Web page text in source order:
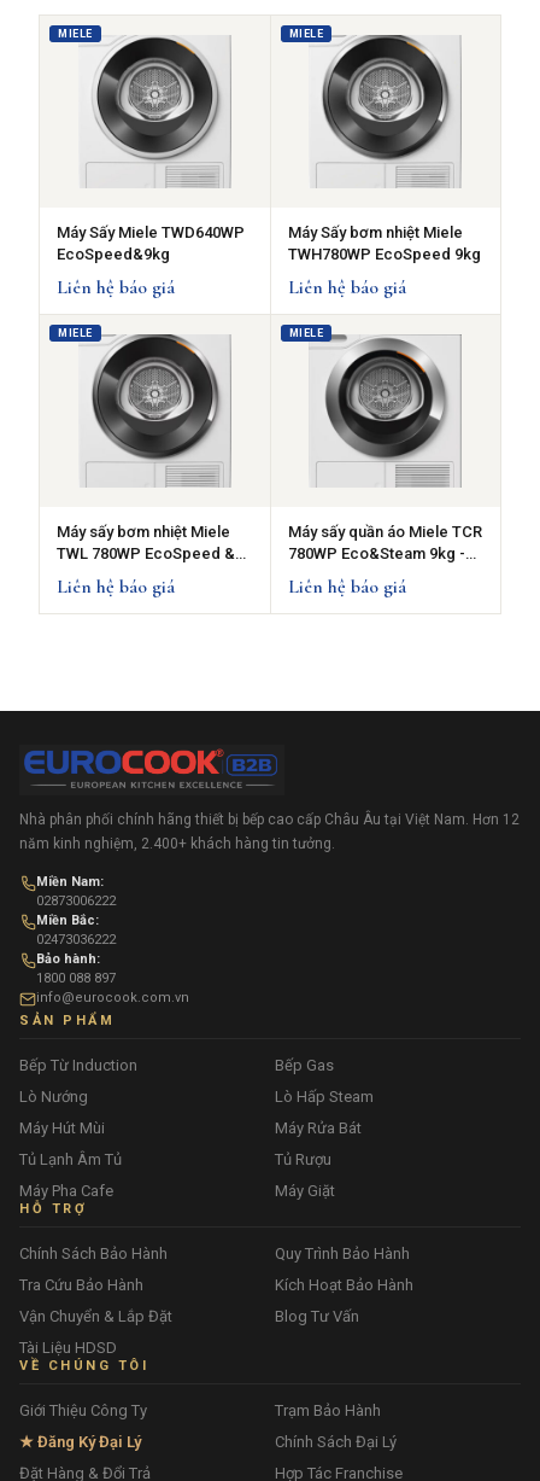
MIELE
Máy Sấy Miele TWD640WP
EcoSpeed&9kg
Liên hệ báo giá
MIELE
Máy Sấy bơm nhiệt Miele
TWH780WP EcoSpeed 9kg
Liên hệ báo giá
MIELE
Máy sấy bơm nhiệt Miele
TWL 780WP EcoSpeed &
Steam - 9kg
Liên hệ báo giá
MIELE
Máy sấy quần áo Miele TCR
780WP Eco&Steam 9kg -
Sấy bơm nhiệt
Liên hệ báo giá
Nhà phân phối chính hãng thiết bị bếp cao cấp Châu Âu tại Việt Nam. Hơn 12
năm kinh nghiệm, 2.400+ khách hàng tin tưởng.
Miền Nam:
02873006222
Miền Bắc:
02473036222
Bảo hành:
1800 088 897
info@eurocook.com.vn
SẢN PHẨM
Bếp Từ Induction
Bếp Gas
Lò Nướng
Lò Hấp Steam
Máy Hút Mùi
Máy Rửa Bát
Tủ Lạnh Âm Tủ
Tủ Rượu
Máy Pha Cafe
Máy Giặt
HỖ TRỢ
Chính Sách Bảo Hành
Quy Trình Bảo Hành
Tra Cứu Bảo Hành
Kích Hoạt Bảo Hành
Vận Chuyển & Lắp Đặt
Blog Tư Vấn
Tài Liệu HDSD
VỀ CHÚNG TÔI
Giới Thiệu Công Ty
Trạm Bảo Hành
★ Đăng Ký Đại Lý
Chính Sách Đại Lý
Đặt Hàng & Đổi Trả
Hợp Tác Franchise